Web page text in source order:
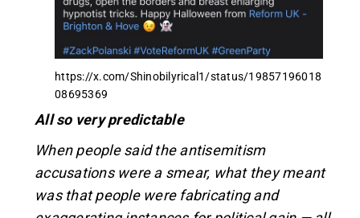
https://x.com/Shinobilyrical1/status/19857196018
08695369
All so very predictable
When people said the antisemitism
accusations were a smear, what they meant
was that people were fabricating and